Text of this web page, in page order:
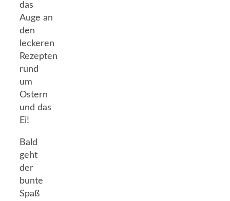
das
Auge an
den
leckeren
Rezepten
rund
um
Ostern
und das
Ei!
Bald
geht
der
bunte
Spaß